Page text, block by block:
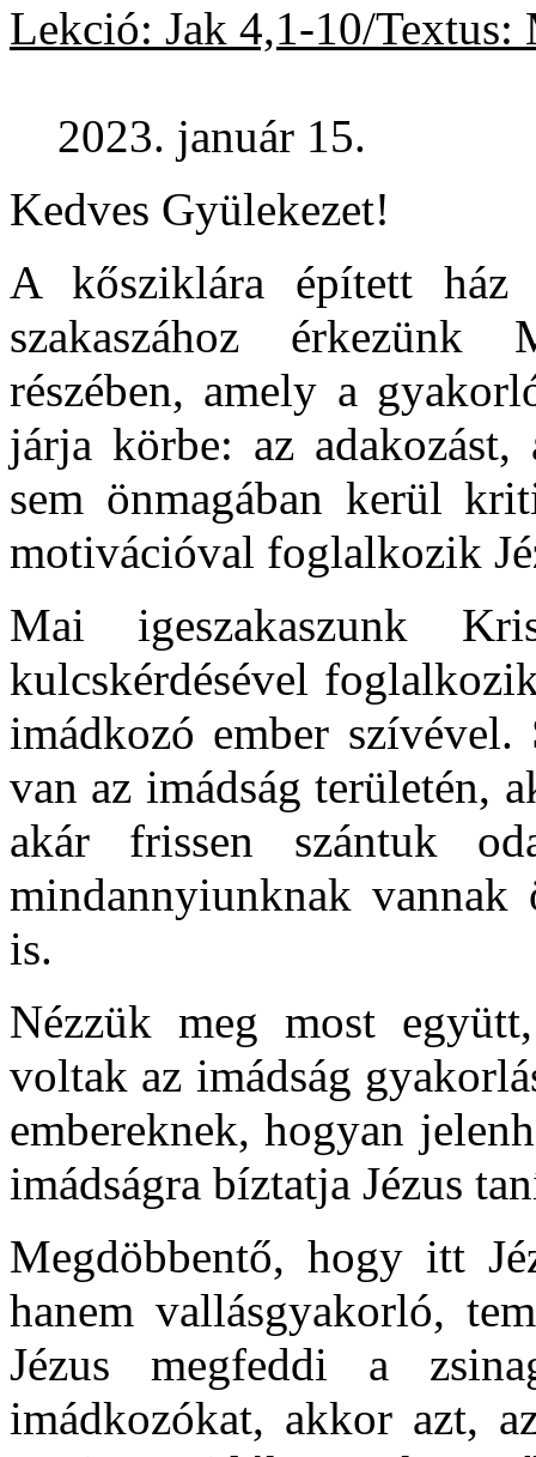
Lekció: Jak 4,1-10/Textus:
2023. január 15.
Kedves Gyülekezet!
A kősziklára épített ház
szakaszához érkezünk
részében, amely a
járja körbe: az
sem önmagában kerül
motivációval foglalkozik
Mai igeszakaszunk
kulcskérdésével
imádkozó ember
van az imádság területén,
akár frissen szántuk
mindannyiunknak vannak
is.
Nézzük meg most
voltak az imádság
embereknek, hogyan
imádságra bíztatja Jézus
Megdöbbentő, hogy itt
hanem vallásgyakorló,
Jézus megfeddi a
imádkozókat, akkor azt,